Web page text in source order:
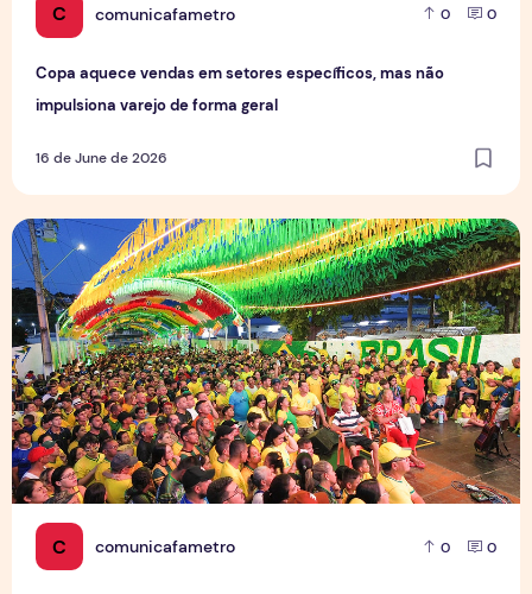
C comunicafametro 0 0
Copa aquece vendas em setores específicos, mas não
impulsiona varejo de forma geral
16 de June de 2026
C comunicafametro 0 0
Tradição das Ruas da Copa mobiliza moradores e